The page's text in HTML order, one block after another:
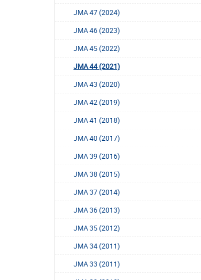
JMA 47 (2024)
JMA 46 (2023)
JMA 45 (2022)
JMA 44 (2021)
JMA 43 (2020)
JMA 42 (2019)
JMA 41 (2018)
JMA 40 (2017)
JMA 39 (2016)
JMA 38 (2015)
JMA 37 (2014)
JMA 36 (2013)
JMA 35 (2012)
JMA 34 (2011)
JMA 33 (2011)